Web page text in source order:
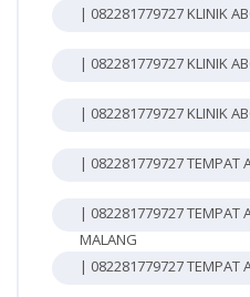
| 082281779727 KLINIK
| 082281779727 KLINIK
| 082281779727 KLINIK
| 082281779727 TEMPAT
| 082281779727 TEMPAT
MALANG
| 082281779727 TEMPAT